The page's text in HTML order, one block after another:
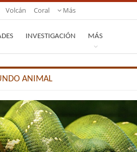
Volcán Coral Más
INVESTIGACIÓN MÁS
ANIMAL